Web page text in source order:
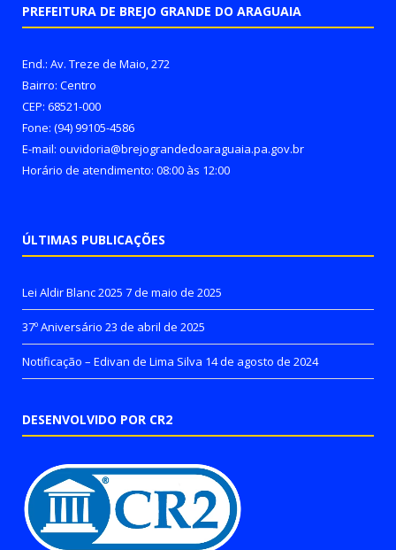
PREFEITURA DE BREJO GRANDE DO ARAGUAIA
End.: Av. Treze de Maio, 272
Bairro: Centro
CEP: 68521-000
Fone: (94) 99105-4586
E-mail: ouvidoria@brejograndedoaraguaia.pa.gov.br
Horário de atendimento: 08:00 às 12:00
ÚLTIMAS PUBLICAÇÕES
Lei Aldir Blanc 2025 7 de maio de 2025
37º Aniversário 23 de abril de 2025
Notificação – Edivan de Lima Silva 14 de agosto de 2024
DESENVOLVIDO POR CR2